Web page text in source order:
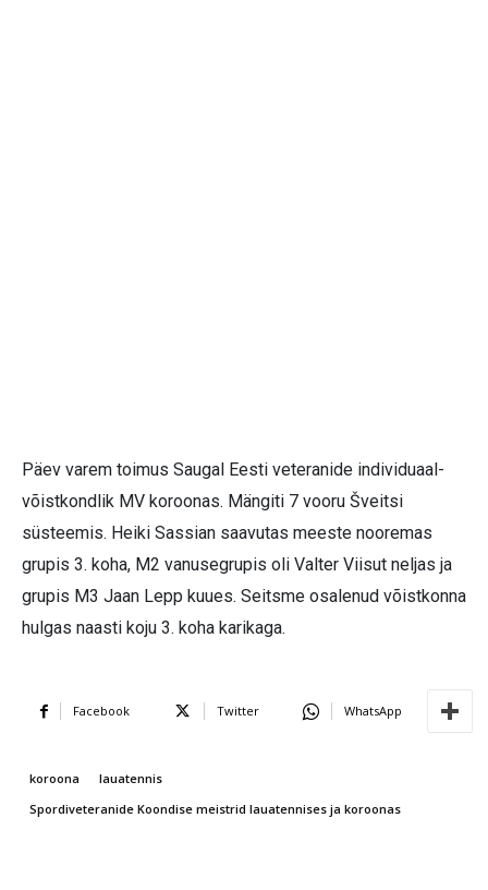
Päev varem toimus Saugal Eesti veteranide individuaal-
võistkondlik MV koroonas. Mängiti 7 vooru Šveitsi
süsteemis. Heiki Sassian saavutas meeste nooremas
grupis 3. koha, M2 vanusegrupis oli Valter Viisut neljas ja
grupis M3 Jaan Lepp kuues. Seitsme osalenud võistkonna
hulgas naasti koju 3. koha karikaga.
Facebook Twitter WhatsApp
koroona
lauatennis
Spordiveteranide Koondise meistrid lauatennises ja koroonas